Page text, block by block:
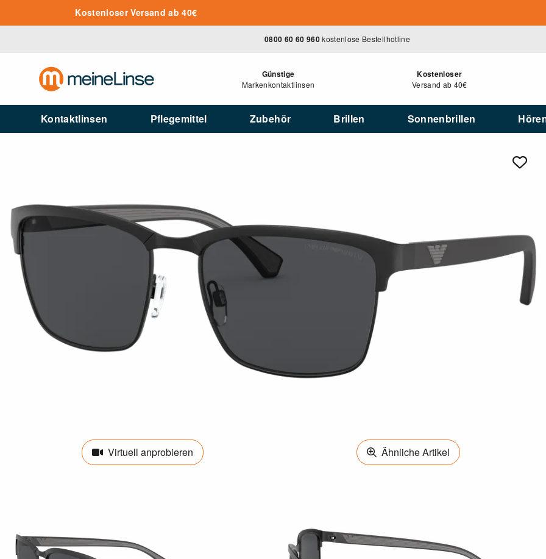
Zum Hauptinhalt springenKostenloser Versand ab 40€
0800 60 60 960kostenlose Bestellhotline
Günstige
Markenkontaktlinsen
Kostenloser
Versand ab 40€
Kontaktlinsen Pflegemittel Zubehör Brillen Sonnenbrillen
Virtuell anprobieren Ähnliche Artikel